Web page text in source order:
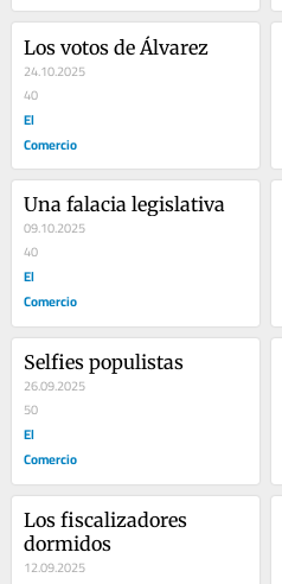
Los votos de Álvarez
24.10.2025
40
El
Comercio
Una falacia legislativa
09.10.2025
40
El
Comercio
Selfies populistas
26.09.2025
50
El
Comercio
Los fiscalizadores
dormidos
12.09.2025